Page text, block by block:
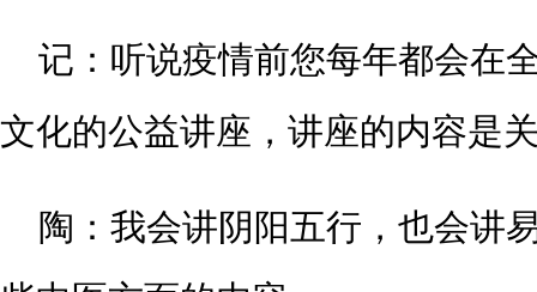
记：听说疫情前您每年都会在
文化的公益讲座，讲座的内容是
陶：我会讲阴阳五行，也会讲